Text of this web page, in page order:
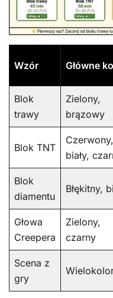
Wzór Główne
Blok
trawy
Zielony,
brązowy
Blok TNT
Czerwony,
biały,
Blok
diamentu
Błękitny,
Głowa
Creepera
Zielony,
czarny
Scena z
gry